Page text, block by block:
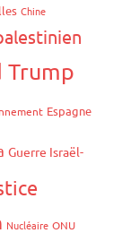
Chine
Trump
Espagne
Guerre Israël-
Nucléaire ONU